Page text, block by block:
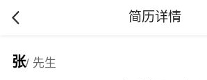
简历详情
张/ 先生